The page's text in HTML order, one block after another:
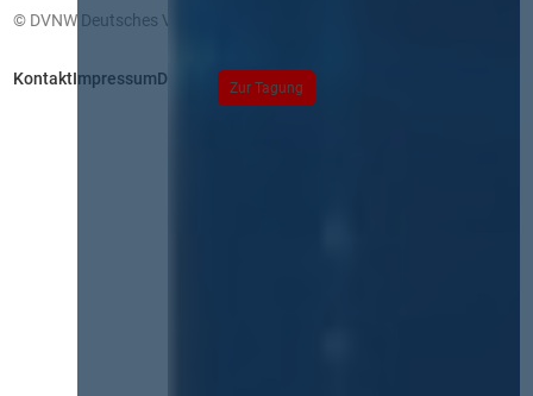
Zur Tagung
© DVNW Deutsches Vergabenetzwerk GmbH
KontaktImpressumDatenschutz